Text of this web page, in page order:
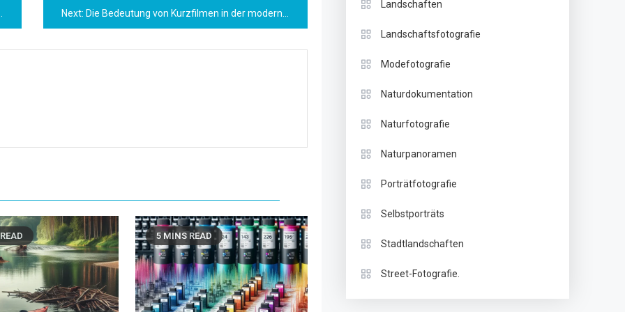
Next: Die Bedeutung von Kurzfilmen in der modernen Filmindustrie
5 MINS READ
Landschaften
Landschaftsfotografie
Modefotografie
Naturdokumentation
Naturfotografie
Naturpanoramen
Porträtfotografie
Selbstporträts
Stadtlandschaften
Street-Fotografie.